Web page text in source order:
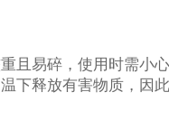
且易碎，使用时需小
下释放有害物质，因